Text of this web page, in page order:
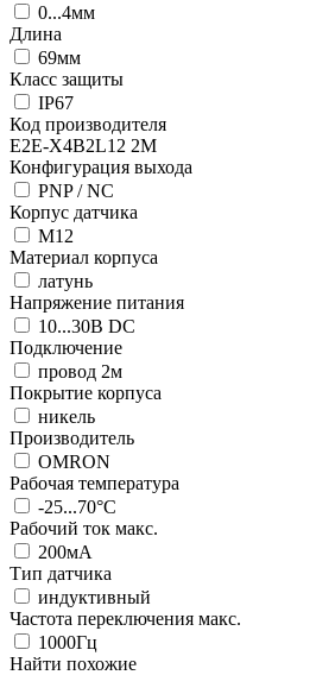
0...4мм
Длина
69мм
Класс защиты
IP67
Код производителя
E2E-X4B2L12 2M
Конфигурация выхода
PNP / NC
Корпус датчика
М12
Материал корпуса
латунь
Напряжение питания
10...30В DC
Подключение
провод 2м
Покрытие корпуса
никель
Производитель
OMRON
Рабочая температура
-25...70°C
Рабочий ток макс.
200мА
Тип датчика
индуктивный
Частота переключения макс.
1000Гц
Найти похожие